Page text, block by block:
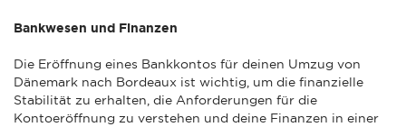
Bankwesen und Finanzen
Die Eröffnung eines Bankkontos für deinen Umzug von
Dänemark nach Bordeaux ist wichtig, um die finanzielle
Stabilität zu erhalten, die Anforderungen für die
Kontoeröffnung zu verstehen und deine Finanzen in einer